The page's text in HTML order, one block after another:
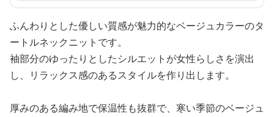
ふんわりとした優しい質感が魅力的なベージュカラーのタ
ートルネックニットです。
袖部分のゆったりとしたシルエットが女性らしさを演出
し、リラックス感のあるスタイルを作り出します。
厚みのある編み地で保温性も抜群で、寒い季節のベージュ